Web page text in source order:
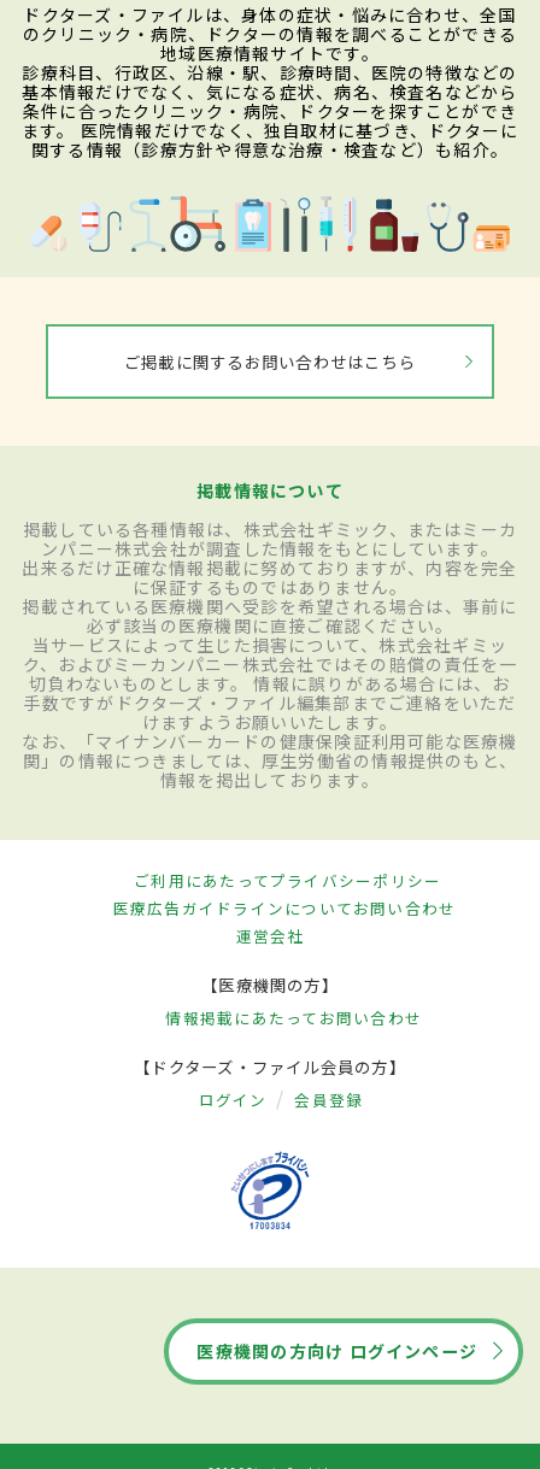
ドクターズ・ファイルは、身体の症状・悩みに合わせ、全国
のクリニック・病院、ドクターの情報を調べることができる
地域医療情報サイトです。
診療科目、行政区、沿線・駅、診療時間、医院の特徴などの
基本情報だけでなく、気になる症状、病名、検査名などから
条件に合ったクリニック・病院、ドクターを探すことができ
ます。 医院情報だけでなく、独自取材に基づき、ドクターに
関する情報（診療方針や得意な治療・検査など）も紹介。
ご掲載に関するお問い合わせはこちら
掲載情報について
掲載している各種情報は、株式会社ギミック、またはミーカ
ンパニー株式会社が調査した情報をもとにしています。
出来るだけ正確な情報掲載に努めておりますが、内容を完全
に保証するものではありません。
掲載されている医療機関へ受診を希望される場合は、事前に
必ず該当の医療機関に直接ご確認ください。
当サービスによって生じた損害について、株式会社ギミッ
ク、およびミーカンパニー株式会社ではその賠償の責任を一
切負わないものとします。 情報に誤りがある場合には、お
手数ですがドクターズ・ファイル編集部までご連絡をいただ
けますようお願いいたします。
なお、「マイナンバーカードの健康保険証利用可能な医療機
関」の情報につきましては、厚生労働省の情報提供のもと、
情報を掲出しております。
ご利用にあたってプライバシーポリシー
医療広告ガイドラインについてお問い合わせ
運営会社
【医療機関の方】
情報掲載にあたって お問い合わせ
【ドクターズ・ファイル会員の方】
ログイン 会員登録
医療機関の方向け ログインページ